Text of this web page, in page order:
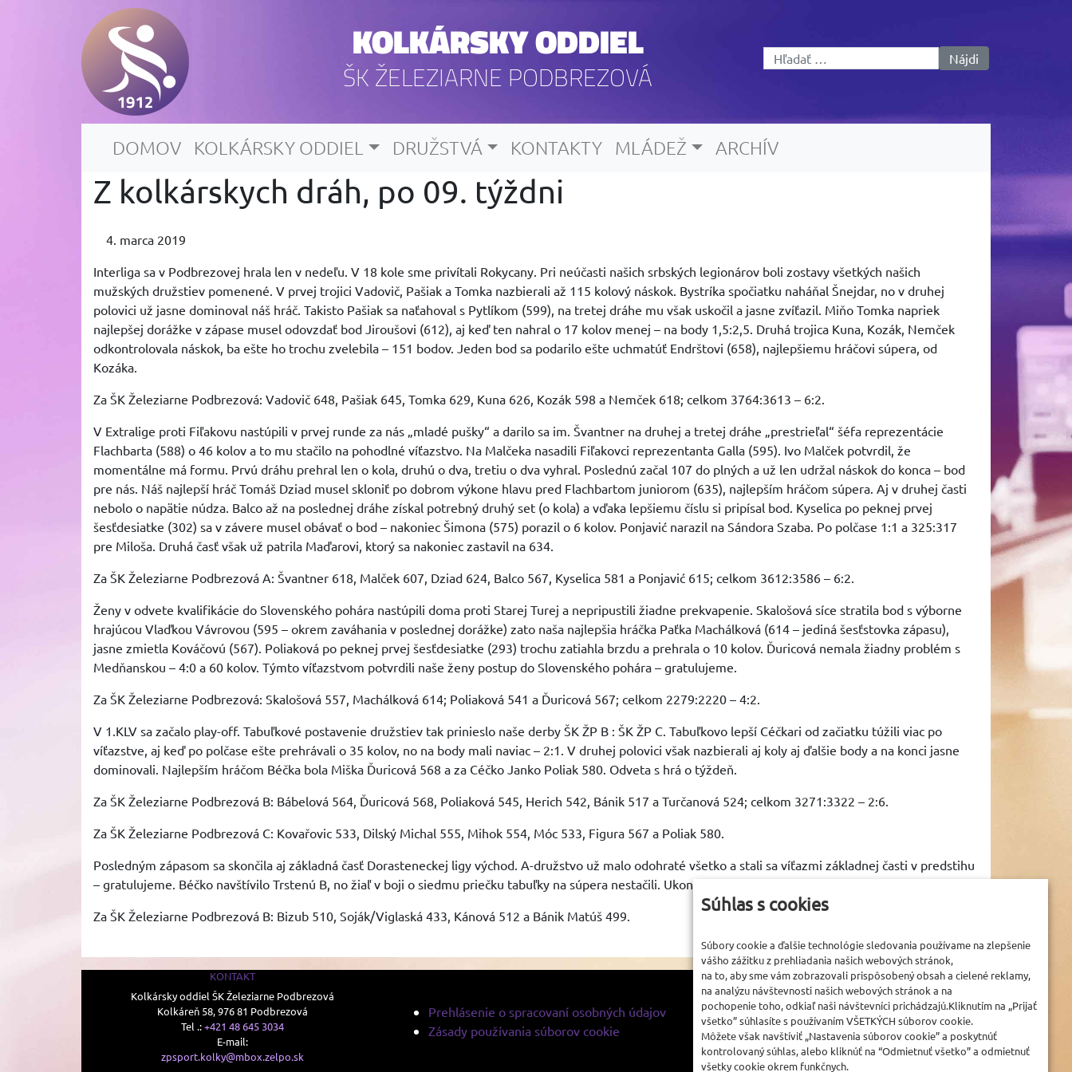
KOLKÁRSKY ODDIEL
ŠK ŽELEZIARNE PODBREZOVÁ Hľadať:
DOMOV KOLKÁRSKY ODDIEL DRUŽSTVÁ KONTAKTY MLÁDEŽ ARCHÍV
Z kolkárskych dráh, po 09. týždni
4. marca 2019
Interliga sa v Podbrezovej hrala len v nedeľu. V 18 kole sme privítali Rokycany. Pri neúčasti našich srbských legionárov boli zostavy všetkých našich
mužských družstiev pomenené. V prvej trojici Vadovič, Pašiak a Tomka nazbierali až 115 kolový náskok. Bystríka spočiatku naháňal Šnejdar, no v druhej
polovici už jasne dominoval náš hráč. Takisto Pašiak sa naťahoval s Pytlíkom (599), na tretej dráhe mu však uskočil a jasne zvíťazil. Miňo Tomka napriek
najlepšej dorážke v zápase musel odovzdať bod Jiroušovi (612), aj keď ten nahral o 17 kolov menej – na body 1,5:2,5. Druhá trojica Kuna, Kozák, Nemček
odkontrolovala náskok, ba ešte ho trochu zvelebila – 151 bodov. Jeden bod sa podarilo ešte uchmatúť Endrštovi (658), najlepšiemu hráčovi súpera, od
Kozáka.
Za ŠK Železiarne Podbrezová: Vadovič 648, Pašiak 645, Tomka 629, Kuna 626, Kozák 598 a Nemček 618; celkom 3764:3613 – 6:2.
V Extralige proti Fiľakovu nastúpili v prvej runde za nás „mladé pušky“ a darilo sa im. Švantner na druhej a tretej dráhe „prestrieľal“ šéfa reprezentácie
Flachbarta (588) o 46 kolov a to mu stačilo na pohodlné víťazstvo. Na Malčeka nasadili Fiľakovci reprezentanta Galla (595). Ivo Malček potvrdil, že
momentálne má formu. Prvú dráhu prehral len o kola, druhú o dva, tretiu o dva vyhral. Poslednú začal 107 do plných a už len udržal náskok do konca – bod
pre nás. Náš najlepší hráč Tomáš Dziad musel skloniť po dobrom výkone hlavu pred Flachbartom juniorom (635), najlepším hráčom súpera. Aj v druhej časti
nebolo o napätie núdza. Balco až na poslednej dráhe získal potrebný druhý set (o kola) a vďaka lepšiemu číslu si pripísal bod. Kyselica po peknej prvej
šesťdesiatke (302) sa v závere musel obávať o bod – nakoniec Šimona (575) porazil o 6 kolov. Ponjavić narazil na Sándora Szaba. Po polčase 1:1 a 325:317
pre Miloša. Druhá časť však už patrila Maďarovi, ktorý sa nakoniec zastavil na 634.
Za ŠK Železiarne Podbrezová A: Švantner 618, Malček 607, Dziad 624, Balco 567, Kyselica 581 a Ponjavić 615; celkom 3612:3586 – 6:2.
Ženy v odvete kvalifikácie do Slovenského pohára nastúpili doma proti Starej Turej a nepripustili žiadne prekvapenie. Skalošová síce stratila bod s výborne
hrajúcou Vlaďkou Vávrovou (595 – okrem zaváhania v poslednej dorážke) zato naša najlepšia hráčka Paťka Machálková (614 – jediná šesťstovka zápasu),
jasne zmietla Kováčovú (567). Poliaková po peknej prvej šesťdesiatke (293) trochu zatiahla brzdu a prehrala o 10 kolov. Ďuricová nemala žiadny problém s
Medňanskou – 4:0 a 60 kolov. Týmto víťazstvom potvrdili naše ženy postup do Slovenského pohára – gratulujeme.
Za ŠK Železiarne Podbrezová: Skalošová 557, Machálková 614; Poliaková 541 a Ďuricová 567; celkom 2279:2220 – 4:2.
V 1.KLV sa začalo play-off. Tabuľkové postavenie družstiev tak prinieslo naše derby ŠK ŽP B : ŠK ŽP C. Tabuľkovo lepší Céčkari od začiatku túžili viac po
víťazstve, aj keď po polčase ešte prehrávali o 35 kolov, no na body mali naviac – 2:1. V druhej polovici však nazbierali aj koly aj ďalšie body a na konci jasne
dominovali. Najlepším hráčom Béčka bola Miška Ďuricová 568 a za Céčko Janko Poliak 580. Odveta s hrá o týždeň.
Za ŠK Železiarne Podbrezová B: Bábelová 564, Ďuricová 568, Poliaková 545, Herich 542, Bánik 517 a Turčanová 524; celkom 3271:3322 – 2:6.
Za ŠK Železiarne Podbrezová C: Kovařovic 533, Dilský Michal 555, Mihok 554, Móc 533, Figura 567 a Poliak 580.
Posledným zápasom sa skončila aj základná časť Dorasteneckej ligy východ. A-družstvo už malo odohraté všetko a stali sa víťazmi základnej časti v predstihu
– gratulujeme. Béčko navštívilo Trstenú B, no žiaľ v boji o siedmu priečku tabuľky na súpera nestačili. Ukončili tak súťaž na ôsmom mieste.
Za ŠK Železiarne Podbrezová B: Bizub 510, Soják/Viglaská 433, Kánová 512 a Bánik Matúš 499.
KONTAKT
Kolkársky oddiel ŠK Železiarne Podbrezová
Kolkáreň 58, 976 81 Podbrezová
Tel .:+421 48 645 3034
E-mail:
zpsport.kolky@mbox.zelpo.sk
Prehlásenie o spracovaní osobných údajov
Zásady používania súborov cookie
GENERÁLNY PARTNER
www.zelpo.sk
Súhlas s cookies
Súbory cookie a ďalšie technológie sledovania používame na zlepšenie
vášho zážitku z prehliadania našich webových stránok,
na to, aby sme vám zobrazovali prispôsobený obsah a cielené reklamy,
na analýzu návštevnosti našich webových stránok a na
pochopenie toho, odkiaľ naši návštevníci prichádzajú.Kliknutím na „Prijať
všetko” súhlasíte s používaním VŠETKÝCH súborov cookie.
Môžete však navštíviť „Nastavenia súborov cookie” a poskytnúť
kontrolovaný súhlas, alebo kliknúť na “Odmietnuť všetko” a odmietnuť
všetky cookie okrem funkčnych.